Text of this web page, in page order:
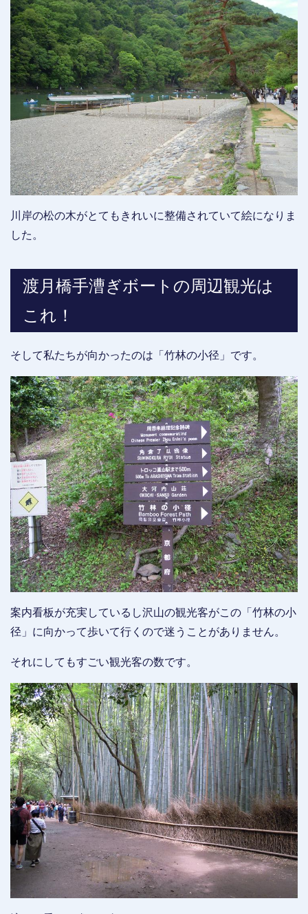
川岸の松の木がとてもきれいに整備されていて絵になりま
した。
渡月橋手漕ぎボートの周辺観光は
これ！
そして私たちが向かったのは「竹林の小径」です。
案内看板が充実しているし沢山の観光客がこの「竹林の小
径」に向かって歩いて行くので迷うことがありません。
それにしてもすごい観光客の数です。